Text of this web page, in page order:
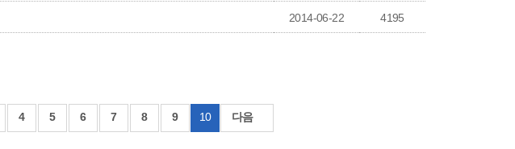
2014-06-22 4195
4 5 6 7 8 9 10 다음